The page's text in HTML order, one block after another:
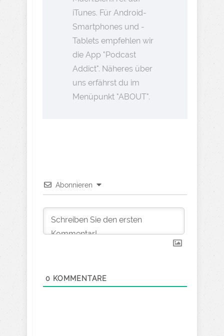
iTunes. Für Android-
Smartphones und -
Tablets empfehlen wir
die App "Podcast
Addict". Näheres über
uns erfährst du im
Menüpunkt "ABOUT".
Abonnieren
0 KOMMENTARE